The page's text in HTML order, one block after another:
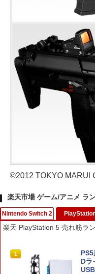
©2012 TOKYO MARUI
楽天市場 ゲーム/アニメ ラ
Nintendo Switch 2
1
任
tch
楽天 PlayStation 5 売れ筋ラ
1
Dラ